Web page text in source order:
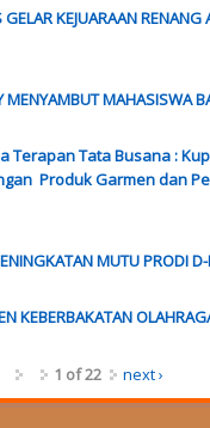
KEJUARAAN RENANG
MENYAMBUT MAHASISWA
Terapan Tata Busana :
Produk Garmen dan
MUTU PRODI
KEBERBAKATAN
1 of 22
next ›